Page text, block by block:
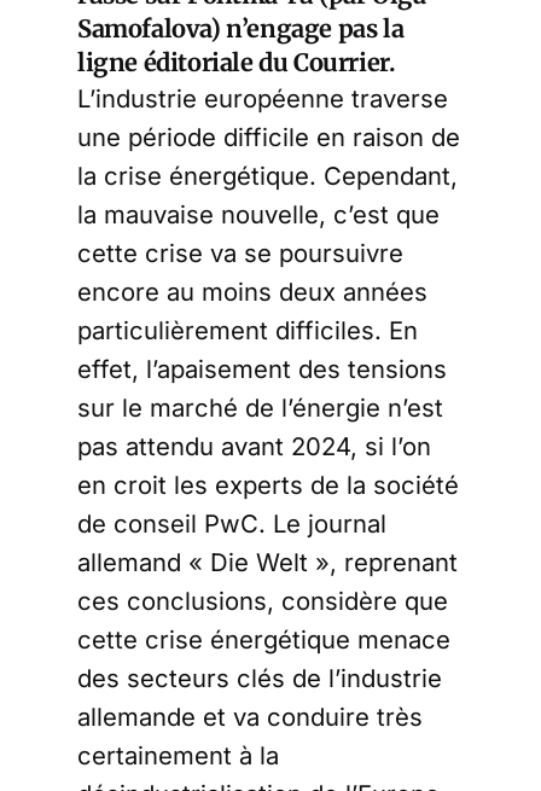
Samofalova) n’engage pas la
ligne éditoriale du Courrier.
L’industrie européenne traverse
une période difficile en raison de
la crise énergétique. Cependant,
la mauvaise nouvelle, c’est que
cette crise va se poursuivre
encore au moins deux années
particulièrement difficiles. En
effet, l’apaisement des tensions
sur le marché de l’énergie n’est
pas attendu avant 2024, si l’on
en croit les experts de la société
de conseil PwC. Le journal
allemand « Die Welt », reprenant
ces conclusions, considère que
cette crise énergétique menace
des secteurs clés de l’industrie
allemande et va conduire très
certainement à la